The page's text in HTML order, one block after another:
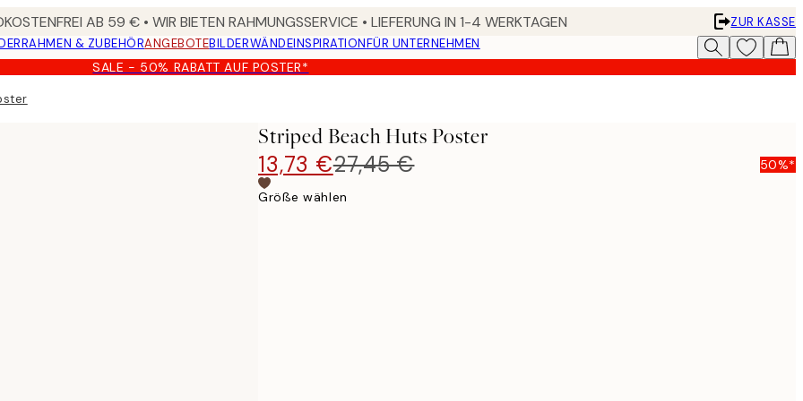
AB 59 € • WIR BIETEN RAHMUNGSSERVICE • LIEFERUNG IN 1-4 WERKTAGEN
ZUR KASSE
RAHMEN & ZUBEHÖRANGEBOTEBILDERWÄNDEINSPIRATIONFÜR UNTERNEHMEN
SALE - 50% RABATT AUF POSTER*
Striped Beach Huts Poster
13,73 €27,45 € 50%*
Größe wählen